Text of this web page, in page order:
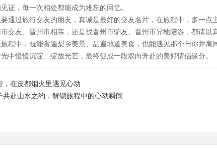
证，每一次相处都能成为难忘的回忆。
通过旅行交友的朋友，真诚是最好的交友名片，在旅程中，多一
交友、晋州市相亲，还是找晋州市驴友、晋州市异地陪游，都请以
程中，既能赏遍梨乡美景、品遍地道美食，也能遇见那个与你并肩
中慢慢沉淀、绽放光芒，最终促成一段双向奔赴的美好情侣缘分。
，在皮都烟火里遇见心动
共赴山水之约，解锁旅程中的心动瞬间